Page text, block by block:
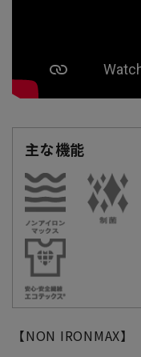
主な機能
【NON IRONMAX】